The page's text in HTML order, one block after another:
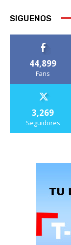
SIGUENOS
44,899
Fans
3,269
Seguidores